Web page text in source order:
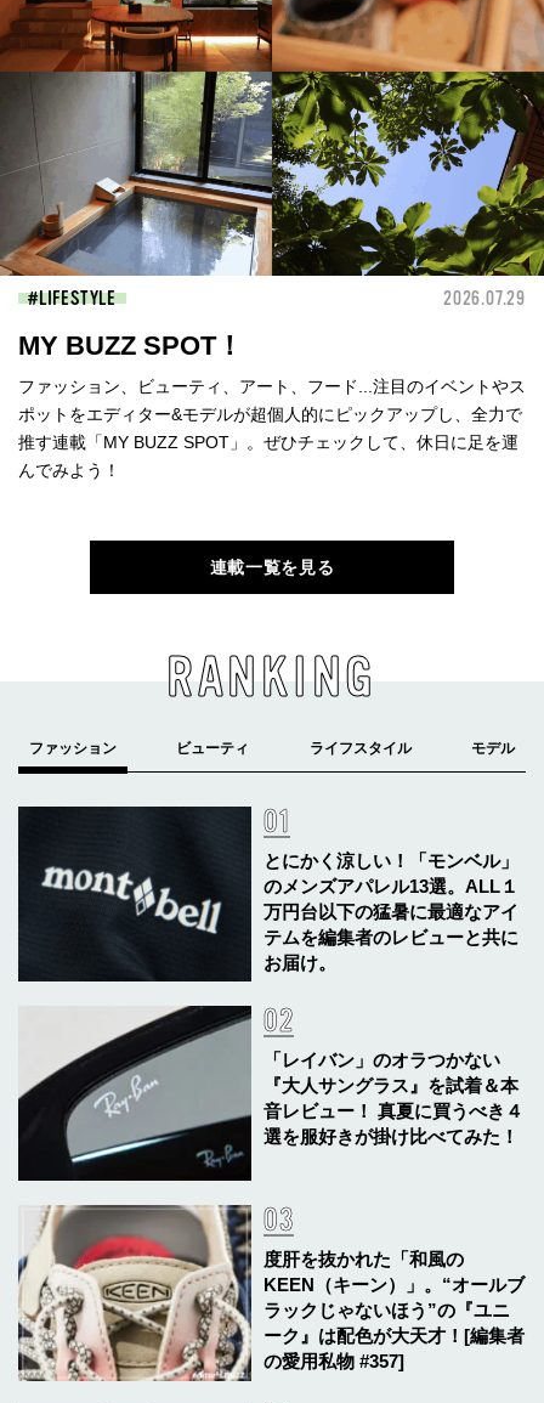
LIFESTYLE 2026.07.29
MY BUZZ SPOT！
ファッション、ビューティ、アート、フード...注目のイベントやス
ポットをエディター&モデルが超個人的にピックアップし、全力で
推す連載「MY BUZZ SPOT」。ぜひチェックして、休日に足を運
んでみよう！
連載一覧を見る
RANKING
とにかく涼しい！「モンベル」
のメンズアパレル13選。ALL１
万円台以下の猛暑に最適なアイ
テムを編集者のレビューと共に
お届け。
「レイバン」のオラつかない
『大人サングラス』を試着＆本
音レビュー！ 真夏に買うべき４
選を服好きが掛け比べてみた！
度肝を抜かれた「和風の
KEEN（キーン）」。“オールブ
ラックじゃないほう”の『ユニ
ーク』は配色が大天才！[編集者
の愛用私物 #357]